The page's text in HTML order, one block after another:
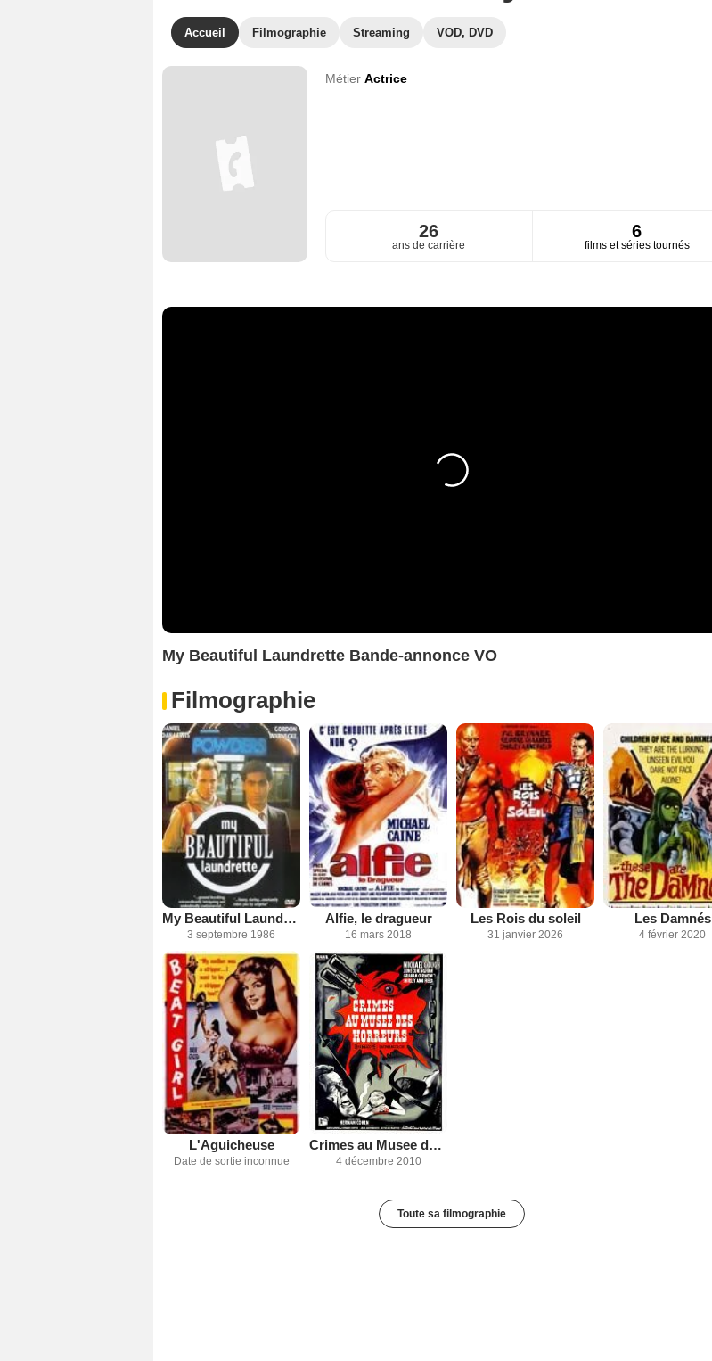
Accueil Filmographie Streaming VOD, DVD
Métier Actrice
26
ans de carrière
6
films et séries tournés
My Beautiful Laundrette Bande-annonce VO
Filmographie
My Beautiful Laundrette
3 septembre 1986
Alfie, le dragueur
16 mars 2018
Les Rois du soleil
31 janvier 2026
Les Damnés
4 février 2020
L'Aguicheuse
Date de sortie inconnue
Crimes au Musee des Horreurs
4 décembre 2010
Toute sa filmographie